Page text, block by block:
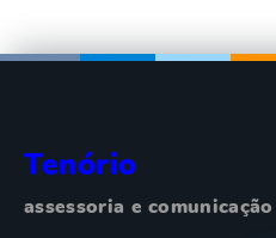
Tenório
assessoria e comunicação